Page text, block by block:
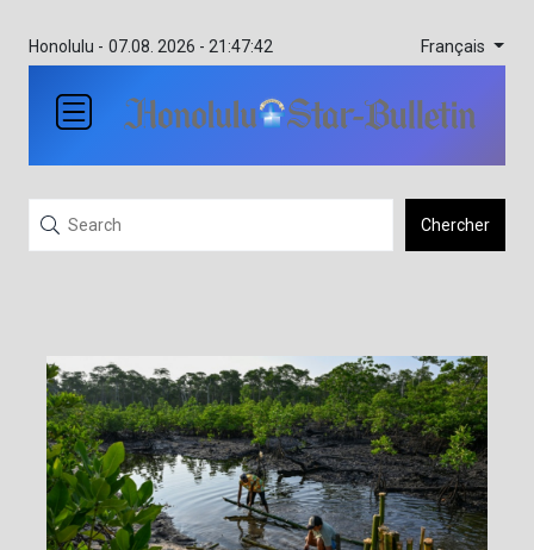
Honolulu - 07.08. 2026 - 21:47:42 Français
Chercher